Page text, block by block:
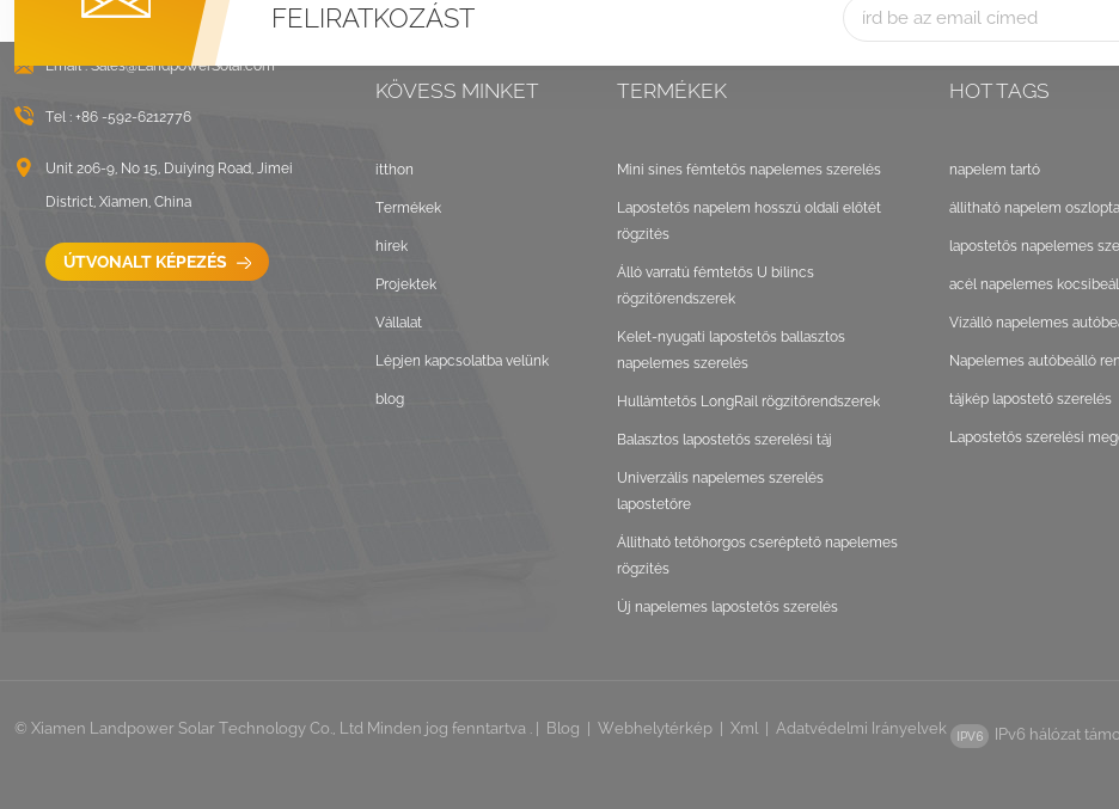
FELIRATKOZÁST
Email :Sales@LandpowerSolar.com
Tel : +86 -592-6212776
Unit 206-9, No 15, Duiying Road, Jimei
District, Xiamen, China
ÚTVONALT KÉPEZÉS
KÖVESS MINKET
itthon
Termékek
hírek
Projektek
Vállalat
Lépjen kapcsolatba velünk
blog
TERMÉKEK
Mini sínes fémtetős napelemes szerelés
Lapostetős napelem hosszú oldali előtét
rögzítés
Álló varratú fémtetős U bilincs
rögzítőrendszerek
Kelet-nyugati lapostetős ballasztos
napelemes szerelés
Hullámtetős LongRail rögzítőrendszerek
Balasztos lapostetős szerelési táj
Univerzális napelemes szerelés
lapostetőre
Állítható tetőhorgos cseréptető napelemes
rögzítés
Új napelemes lapostetős szerelés
HOT TAGS
napelem tartó
állítható napelem
lapostetős napelemes
acél napelemes
Vízálló napelemes
Napelemes autóbeálló
tájkép lapostető szerelés
Lapostetős szerelési
© Xiamen Landpower Solar Technology Co., Ltd Minden jog fenntartva . | Blog Webhelytérkép Xml Adatvédelmi Irányelvek IPv6 hálózat